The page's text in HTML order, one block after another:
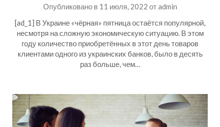
Опубликовано в 11 июля, 2022 отadmin
[ad_1] В Украине «чёрная» пятница остаётся популярной,
несмотря на сложную экономическую ситуацию. В этом
году количество приобретённых в этот день товаров
клиентами одного из украинских банков, было в десять
раз больше, чем…